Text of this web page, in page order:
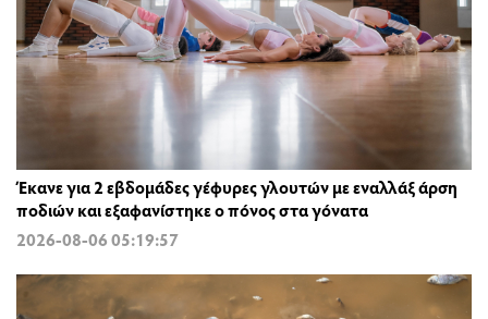
Έκανε για 2 εβδομάδες γέφυρες γλουτών με εναλλάξ άρση
ποδιών και εξαφανίστηκε ο πόνος στα γόνατα
2026-08-06 05:19:57